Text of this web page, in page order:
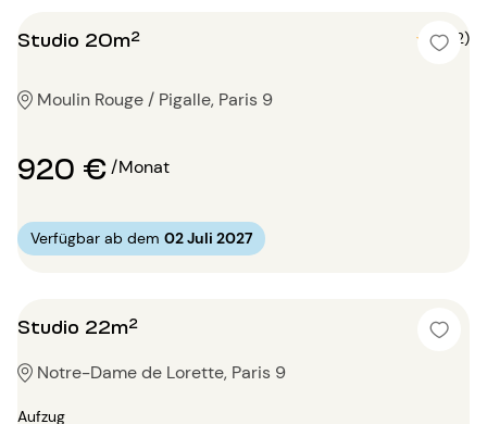
Studio 20m² 5 (2)
Moulin Rouge / Pigalle, Paris 9
920 €/Monat
Verfügbar ab dem 02 Juli 2027
Studio 22m²
Notre-Dame de Lorette, Paris 9
Aufzug